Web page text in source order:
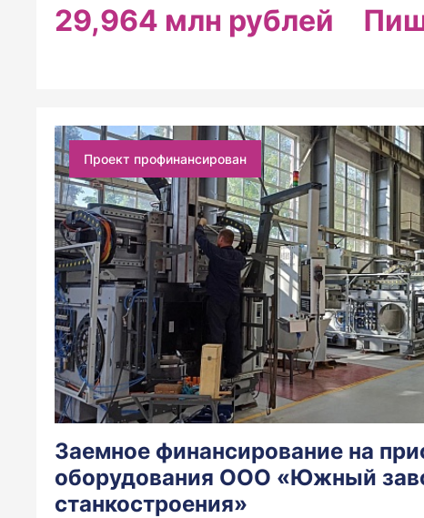
29,964 млн рублей
Проект профинансирован
Заемное финансирование на
оборудования ООО «Южный
станкостроения»